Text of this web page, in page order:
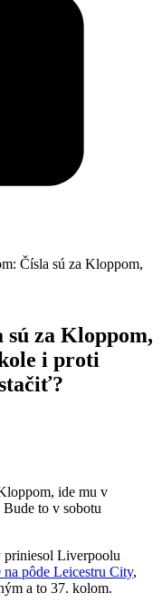
Čísla sú za Kloppom,
sú za Kloppom,
i proti
Liverpoolu
pôde Leicestru City,
a to 37. kolom.